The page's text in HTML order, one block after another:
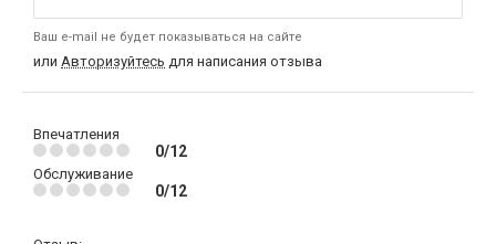
Ваш e-mail не будет показываться на сайте
или Авторизуйтесь для написания отзыва
Впечатления
0/12
Обслуживание
0/12